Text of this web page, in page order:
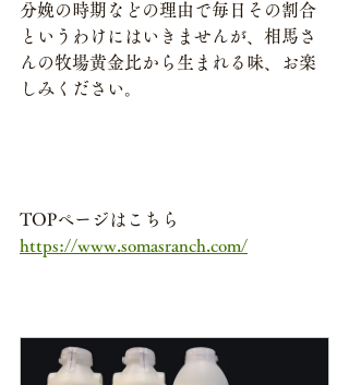
分娩の時期などの理由で毎日その割合
というわけにはいきませんが、相馬さ
んの牧場黄金比から生まれる味、お楽
しみください。
TOPページはこちら
https://www.somasranch.com/